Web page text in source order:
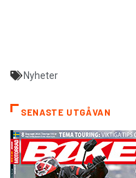
Nyheter
SENASTE UTGÅVAN